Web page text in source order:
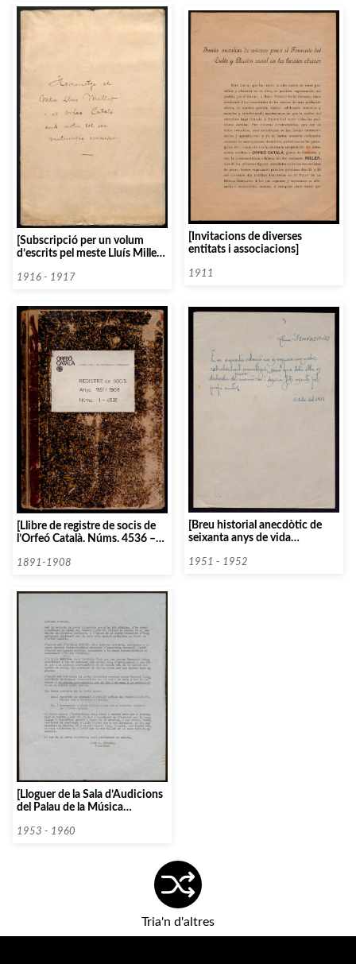
[Subscripció per un volum
d’escrits pel meste Lluís Millet i
aniversari de l’Orfeó Català]
1916 - 1917
[Invitacions de diverses
entitats i associacions]
1911
[Llibre de registre de socis de
l’Orfeó Català. Núms. 4536 –
1891-1908
[Breu historial anecdòtic de
seixanta anys de vida
al concurs literari amb motiu
1951 - 1952
[Lloguer de la Sala d’Audicions
del Palau de la Música
1953 - 1960
Tria'n d'altres